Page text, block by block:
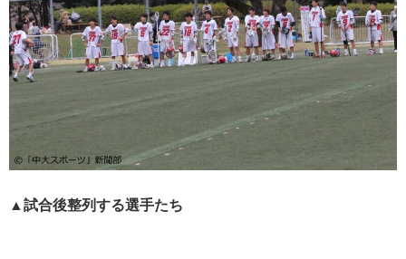
▲試合後整列する選手たち